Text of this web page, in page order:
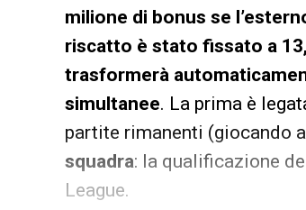
milione di bonus se
riscatto è stato fissato a
trasformerà
simultanee. La prima è
partite rimanenti (giocando
squadra: la qualificazione
League.